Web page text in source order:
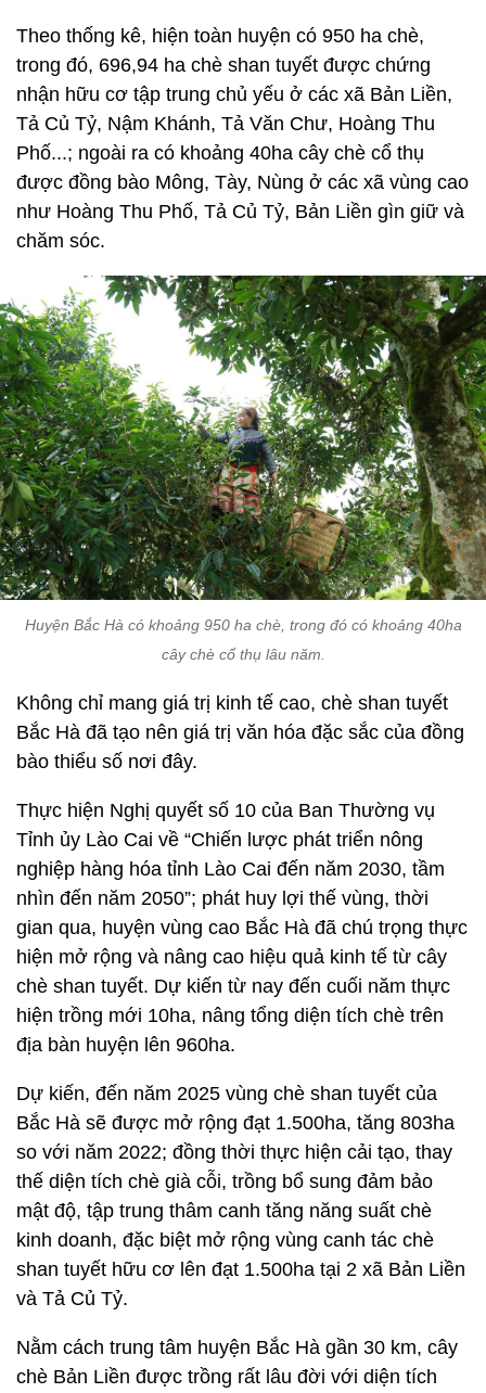
Theo thống kê, hiện toàn huyện có 950 ha chè,
trong đó, 696,94 ha chè shan tuyết được chứng
nhận hữu cơ tập trung chủ yếu ở các xã Bản Liền,
Tả Củ Tỷ, Nậm Khánh, Tả Văn Chư, Hoàng Thu
Phố...; ngoài ra có khoảng 40ha cây chè cổ thụ
được đồng bào Mông, Tày, Nùng ở các xã vùng cao
như Hoàng Thu Phố, Tả Củ Tỷ, Bản Liền gìn giữ và
chăm sóc.
Huyện Bắc Hà có khoảng 950 ha chè, trong đó có khoảng 40ha
cây chè cổ thụ lâu năm.
Không chỉ mang giá trị kinh tế cao, chè shan tuyết
Bắc Hà đã tạo nên giá trị văn hóa đặc sắc của đồng
bào thiểu số nơi đây.
Thực hiện Nghị quyết số 10 của Ban Thường vụ
Tỉnh ủy Lào Cai về “Chiến lược phát triển nông
nghiệp hàng hóa tỉnh Lào Cai đến năm 2030, tầm
nhìn đến năm 2050”; phát huy lợi thế vùng, thời
gian qua, huyện vùng cao Bắc Hà đã chú trọng thực
hiện mở rộng và nâng cao hiệu quả kinh tế từ cây
chè shan tuyết. Dự kiến từ nay đến cuối năm thực
hiện trồng mới 10ha, nâng tổng diện tích chè trên
địa bàn huyện lên 960ha.
Dự kiến, đến năm 2025 vùng chè shan tuyết của
Bắc Hà sẽ được mở rộng đạt 1.500ha, tăng 803ha
so với năm 2022; đồng thời thực hiện cải tạo, thay
thế diện tích chè già cỗi, trồng bổ sung đảm bảo
mật độ, tập trung thâm canh tăng năng suất chè
kinh doanh, đặc biệt mở rộng vùng canh tác chè
shan tuyết hữu cơ lên đạt 1.500ha tại 2 xã Bản Liền
và Tả Củ Tỷ.
Nằm cách trung tâm huyện Bắc Hà gần 30 km, cây
chè Bản Liền được trồng rất lâu đời với diện tích